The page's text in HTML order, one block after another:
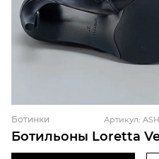
Ботильоны Loretta
Ботинки Артикул: